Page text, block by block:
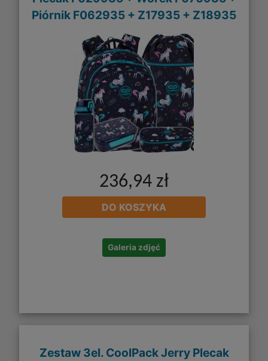
Piórnik F062935 + Z17935 + Z18935
236,94 zł
DO KOSZYKA
Galeria zdjęć
Zestaw 3el. CoolPack Jerry Plecak